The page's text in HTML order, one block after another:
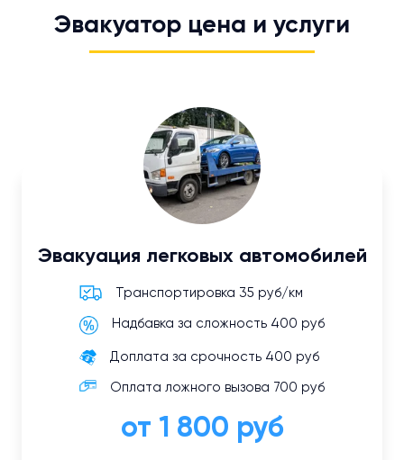
Эвакуатор цена и услуги
Эвакуация легковых автомобилей
Транспортировка 35 руб/км
Надбавка за сложность 400 руб
Доплата за срочность 400 руб
Оплата ложного вызова 700 руб
от 1 800 руб